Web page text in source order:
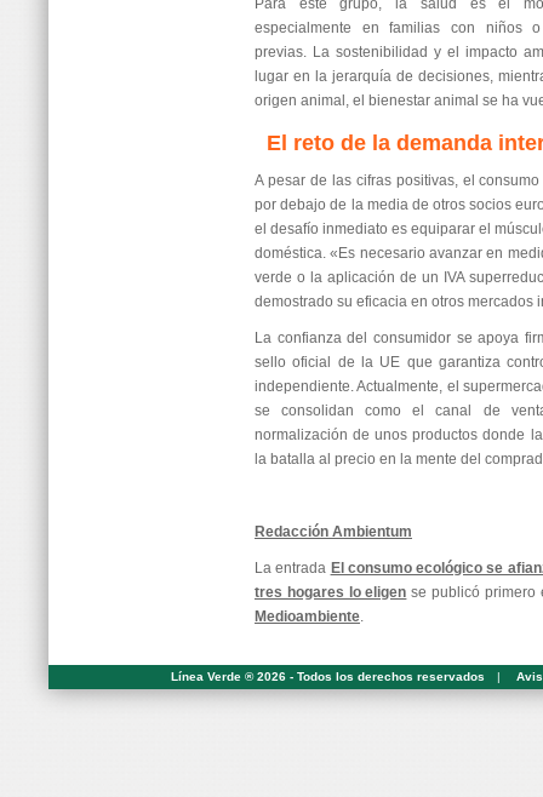
Para este grupo, la salud es el
especialmente en familias con niños
previas. La sostenibilidad y el impacto
lugar en la jerarquía de decisiones,
origen animal, el bienestar animal se ha
El reto de la demanda
A pesar de las cifras positivas, el
por debajo de la media de otros socios
el desafío inmediato es equiparar el
doméstica. «Es necesario avanzar en
verde o la aplicación de un IVA
demostrado su eficacia en otros mercados
La confianza del consumidor se apoya
sello oficial de la UE que garantiza
independiente. Actualmente, el
se consolidan como el canal de
normalización de unos productos donde
la batalla al precio en la mente del
Redacción Ambientum
La entrada El consumo ecológico se
tres hogares lo eligen se publicó primero
Medioambiente.
Línea Verde ® 2026 - Todos los derechos reservados |